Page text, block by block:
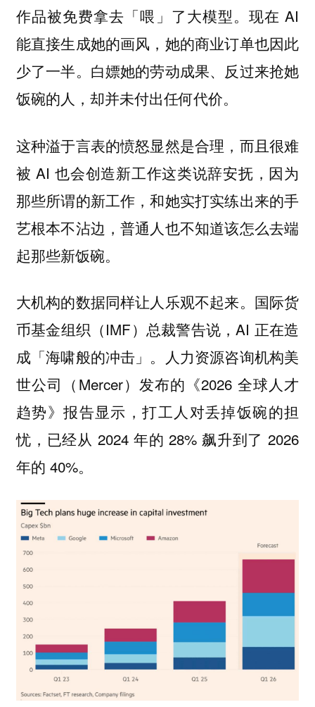
作品被免费拿去「喂」了大模型。现在 AI
能直接生成她的画风，她的商业订单也因此
少了一半。白嫖她的劳动成果、反过来抢她
饭碗的人，却并未付出任何代价。
这种溢于言表的愤怒显然是合理，而且很难
被 AI 也会创造新工作这类说辞安抚，因为
那些所谓的新工作，和她实打实练出来的手
艺根本不沾边，普通人也不知道该怎么去端
起那些新饭碗。
大机构的数据同样让人乐观不起来。国际货
币基金组织（IMF）总裁警告说，AI 正在造
成「海啸般的冲击」。人力资源咨询机构美
世公司（Mercer）发布的《2026 全球人才
趋势》报告显示，打工人对丢掉饭碗的担
忧，已经从 2024 年的 28% 飙升到了 2026
年的 40%。